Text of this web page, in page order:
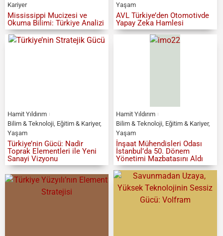
Kariyer
Mississippi Mucizesi ve
Okuma Bilimi: Türkiye Analizi
Yaşam
AVL Türkiye’den Otomotivde
Yapay Zeka Hamlesi
Hamit Yıldırım
Bilim & Teknoloji, Eğitim & Kariyer,
Yaşam
Türkiye’nin Gücü: Nadir
Toprak Elementleri ile Yeni
Sanayi Vizyonu
Hamit Yıldırım
Bilim & Teknoloji, Eğitim & Kariyer,
Yaşam
İnşaat Mühendisleri Odası
İstanbul’da 50. Dönem
Yönetimi Mazbatasını Aldı